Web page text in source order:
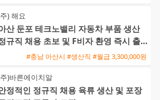
) 해요
산 둔포 테크노밸리 자동차 부품 생산
규직 채용 초보 및 F비자 환영 즉시 출
#충남 아산시 #생산직 #월급 3,300,000원
)바른에이치알
정적인 정규직 채용 육류 생산 및 포장